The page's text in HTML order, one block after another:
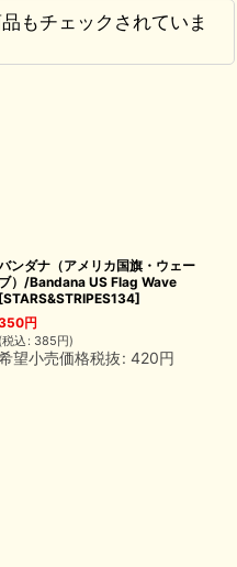
もチェックされていま
ンダナ（アメリカ国旗・ウェー
ブ）/Bandana US Flag Wave
[STARS&STRIPES134]
円
(税込 : 385円)
望小売価格税抜: 420円